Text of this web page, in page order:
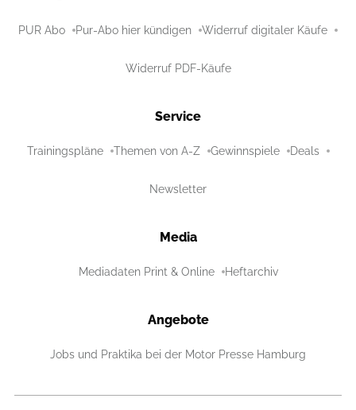
PUR Abo Pur-Abo hier kündigen Widerruf digitaler Käufe
Widerruf PDF-Käufe
Service
Trainingspläne Themen von A-Z Gewinnspiele Deals
Newsletter
Media
Mediadaten Print & Online Heftarchiv
Angebote
Jobs und Praktika bei der Motor Presse Hamburg